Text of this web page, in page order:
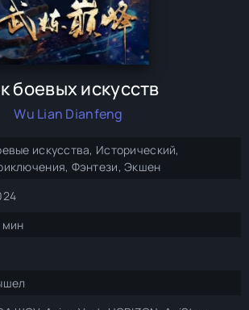
боевых искусств
Wu Lian Dianfeng
искусства, Исторический,
Фэнтези, Экшен
мин